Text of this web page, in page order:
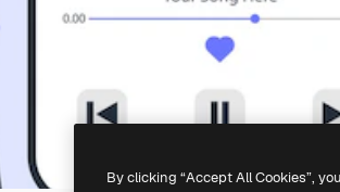
By clicking “Accept All Cookies”,